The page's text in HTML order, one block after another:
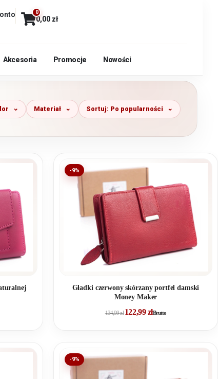
0
0,00 zł
Akcesoria Promocje Nowości
Materiał Sortuj: Po popularności
-9%
Gładki czerwony skórzany portfel damski
Money Maker
134,99zł 122,99złBrutto
-9%